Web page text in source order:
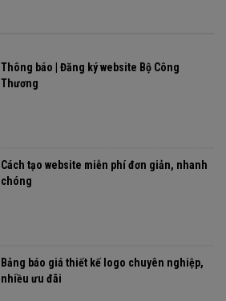
Thông báo | Đăng ký website Bộ Công
Thương
Cách tạo website miễn phí đơn giản, nhanh
chóng
Bảng báo giá thiết kế logo chuyên nghiệp,
nhiều ưu đãi